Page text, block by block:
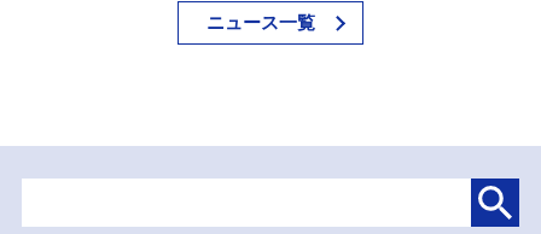
ニュース一覧